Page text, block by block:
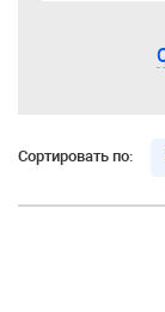
Сортировать по: